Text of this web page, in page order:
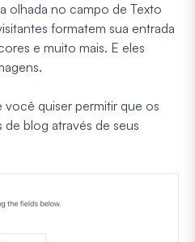
olhada no campo de Texto
formatem sua entrada
e muito mais. E eles
quiser permitir que os
blog através de seus